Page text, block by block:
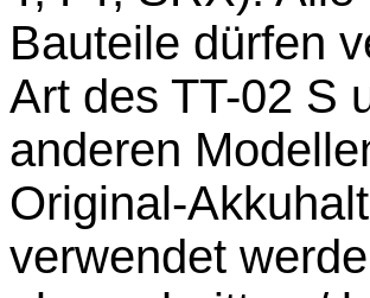
Bauteile dürfen
Art des TT-02 S
anderen
Original-
verwendet